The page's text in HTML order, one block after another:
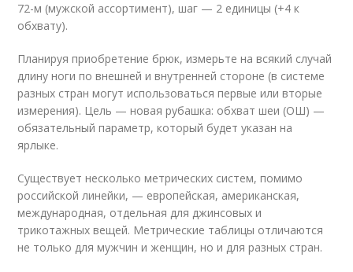
72-м (мужской ассортимент), шаг — 2 единицы (+4 к
обхвату).
Планируя приобретение брюк, измерьте на всякий случай
длину ноги по внешней и внутренней стороне (в системе
разных стран могут использоваться первые или вторые
измерения). Цель — новая рубашка: обхват шеи (ОШ) —
обязательный параметр, который будет указан на
ярлыке.
Существует несколько метрических систем, помимо
российской линейки, — европейская, американская,
международная, отдельная для джинсовых и
трикотажных вещей. Метрические таблицы отличаются
не только для мужчин и женщин, но и для разных стран.